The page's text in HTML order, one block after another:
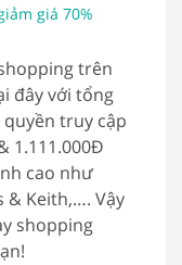
giá 70%
trên
đây với tổng
quyền truy cập
1.111.000Đ
cao như
& Keith,…. Vậy
shopping